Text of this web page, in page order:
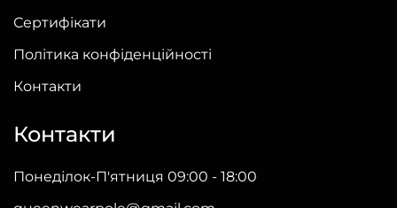
Сертифікати
Політика конфіденційності
Контакти
Контакти
Понеділок-П'ятниця 09:00 - 18:00